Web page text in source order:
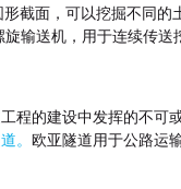
截面，可以挖掘不同
输送机，用于连续传送
程的建设中发挥的不
。 欧亚隧道用于公路运